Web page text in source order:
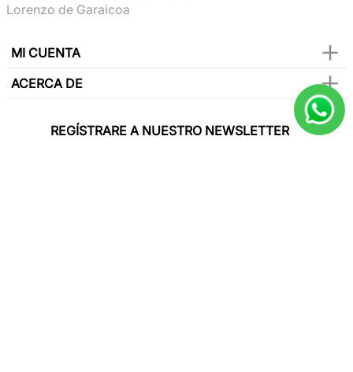
Lorenzo de Garaicoa
MI CUENTA
ACERCA DE
REGÍSTRARE A NUESTRO NEWSLETTER